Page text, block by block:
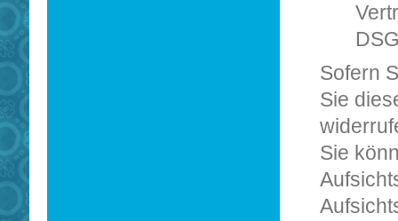
Sofern
Sie
Sie